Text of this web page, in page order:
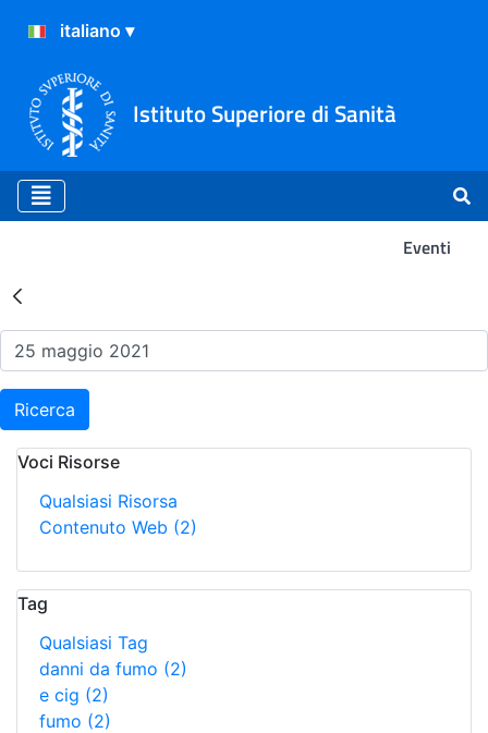
Istituto Superiore di Sanità
Eventi
Risultati della Ricerca -
Ricerca
Voci Risorse
Qualsiasi Risorsa
Contenuto Web (2)
Tag
Qualsiasi Tag
danni da fumo (2)
e cig (2)
fumo (2)